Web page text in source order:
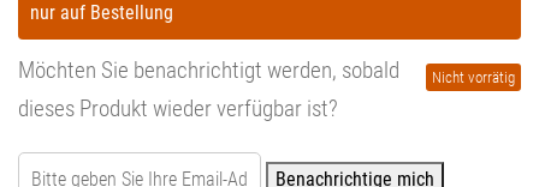
nur auf Bestellung
Nicht vorrätig
Möchten Sie benachrichtigt werden, sobald
dieses Produkt wieder verfügbar ist?
Benachrichtige mich